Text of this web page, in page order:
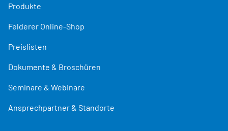
Produkte
Felderer Online-Shop
Preislisten
Dokumente & Broschüren
Seminare & Webinare
Ansprechpartner & Standorte